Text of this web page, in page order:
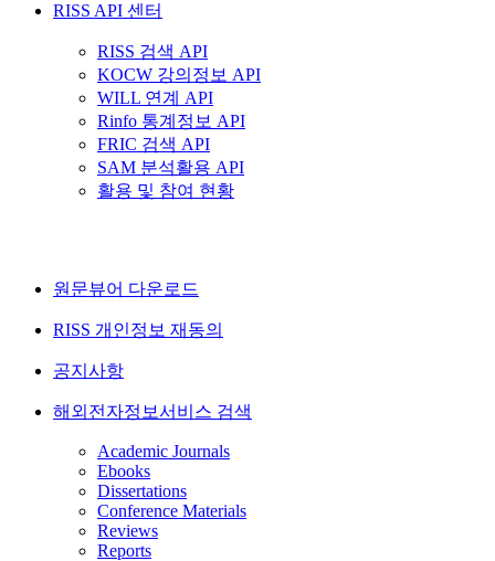
RISS API 센터
RISS 검색 API
KOCW 강의정보 API
WILL 연계 API
Rinfo 통계정보 API
FRIC 검색 API
SAM 분석활용 API
활용 및 참여 현황
원문뷰어 다운로드
RISS 개인정보 재동의
공지사항
해외전자정보서비스 검색
Academic Journals
Ebooks
Dissertations
Conference Materials
Reviews
Reports